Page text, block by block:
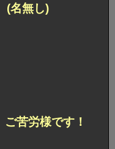
(名無し)
ご苦労様です！